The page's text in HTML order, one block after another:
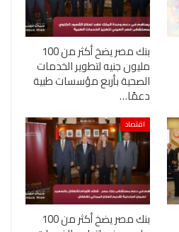
بنك مصر يضخ أكثر من 100
مليون جنيه لتطوير الخدمات
الصحية بأربع مؤسسات طبية
دعمًا…
اقتصاد
بنك مصر يضخ أكثر من 100